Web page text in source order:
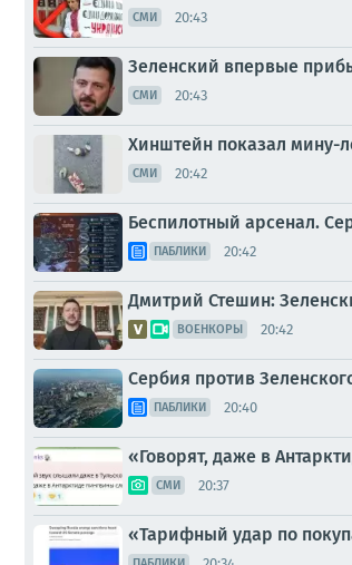
СМИ 20:43
Зеленский впервые
СМИ 20:43
Хинштейн показал мину-
СМИ 20:42
Беспилотный арсенал.
ПАБЛИКИ 20:42
Дмитрий Стешин:
ВОЕНКОРЫ 20:42
Сербия против
ПАБЛИКИ 20:40
«Говорят, даже в
СМИ 20:37
«Тарифный удар по